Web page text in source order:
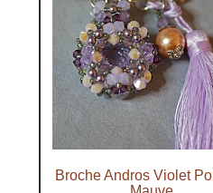
Broche Andros Violet